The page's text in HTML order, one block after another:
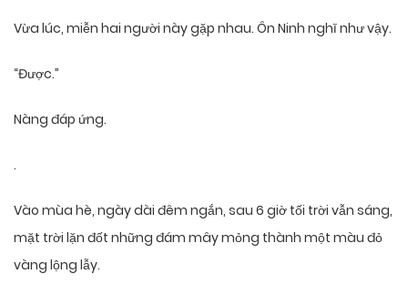
Vừa lúc, miễn hai người này gặp nhau. Ôn Ninh nghĩ như vậy.
“Được.”
Nàng đáp ứng.
.
Vào mùa hè, ngày dài đêm ngắn, sau 6 giờ tối trời vẫn sáng,
mặt trời lặn đốt những đám mây mỏng thành một màu đỏ
vàng lộng lẫy.